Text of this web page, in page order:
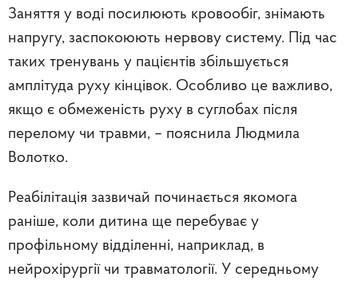
Заняття у воді посилюють кровообіг, знімають
напругу, заспокоюють нервову систему. Під час
таких тренувань у пацієнтів збільшується
амплітуда руху кінцівок. Особливо це важливо,
якщо є обмеженість руху в суглобах після
перелому чи травми, – пояснила Людмила
Волотко.
Реабілітація зазвичай починається якомога
раніше, коли дитина ще перебуває у
профільному відділенні, наприклад, в
нейрохірургії чи травматології. У середньому